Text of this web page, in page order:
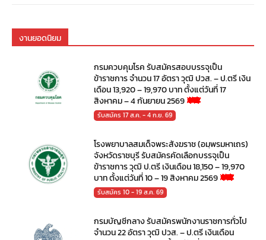
งานยอดนิยม
กรมควบคุมโรค รับสมัครสอบบรรจุเป็น
ข้าราชการ จำนวน 17 อัตรา วุฒิ ปวส. – ป.ตรี เงิน
เดือน 13,920 – 19,970 บาท ตั้งแต่วันที่ 17
สิงหาคม – 4 กันยายน 2569
รับสมัคร 17 ส.ค. - 4 ก.ย. 69
โรงพยาบาลสมเด็จพระสังฆราช (อมฺพรมหาเถร)
จังหวัดราชบุรี รับสมัครคัดเลือกบรรจุเป็น
ข้าราชการ วุฒิ ป.ตรี เงินเดือน 18,150 – 19,970
บาท ตั้งแต่วันที่ 10 – 19 สิงหาคม 2569
รับสมัคร 10 - 19 ส.ค. 69
กรมบัญชีกลาง รับสมัครพนักงานราชการทั่วไป
จำนวน 22 อัตรา วุฒิ ปวส. – ป.ตรี เงินเดือน